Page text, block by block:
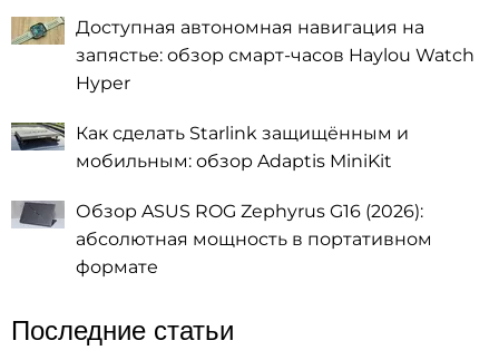
Доступная автономная навигация на
запястье: обзор смарт-часов Haylou Watch
Hyper
Как сделать Starlink защищённым и
мобильным: обзор Adaptis MiniKit
Обзор ASUS ROG Zephyrus G16 (2026):
абсолютная мощность в портативном
формате
Последние статьи